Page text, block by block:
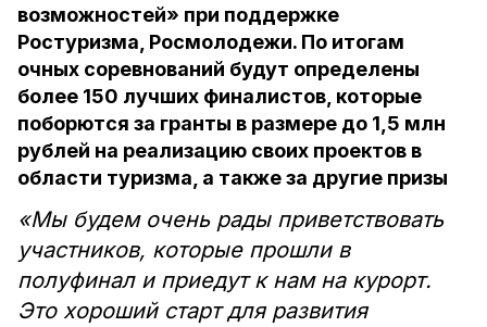
возможностей» при поддержке
Ростуризма, Росмолодежи. По итогам
очных соревнований будут определены
более 150 лучших финалистов, которые
поборются за гранты в размере до 1,5 млн
рублей на реализацию своих проектов в
области туризма, а также за другие призы
«Мы будем очень рады приветствовать
участников, которые прошли в
полуфинал и приедут к нам на курорт.
Это хороший старт для развития